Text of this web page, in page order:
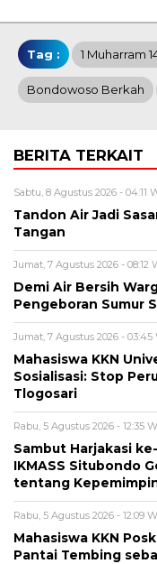
Tag : 1 Muharram
Bondowoso Berkah
BERITA TERKAIT
Sabtu, 8 Agustus 2026 - 04:11
Tandon Air Jadi
Tangan
Jumat, 7 Agustus 2026 - 08:12
Demi Air Bersih
Pengeboran Sumur
Jumat, 7 Agustus 2026 - 03:45
Mahasiswa KKN
Sosialisasi: Stop
Tlogosari
Rabu, 5 Agustus 2026 - 12:35
Sambut Harjakasi
IKMASS Situbondo
tentang
Rabu, 5 Agustus 2026 - 12:09
Mahasiswa KKN
Pantai Tembing